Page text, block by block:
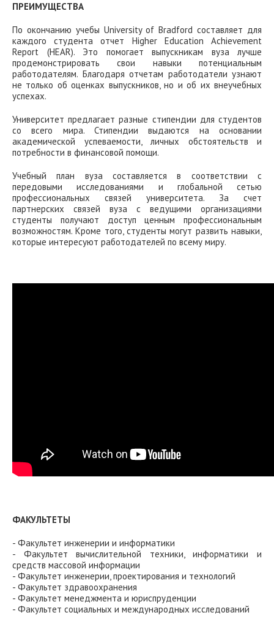
ПРЕИМУЩЕСТВА
По окончанию учебы University of Bradford составляет для
каждого студента отчет Higher Education Achievement
Report (HEAR). Это помогает выпускникам вуза лучше
продемонстрировать свои навыки потенциальным
работодателям. Благодаря отчетам работодатели узнают
не только об оценках выпускников, но и об их внеучебных
успехах.
Университет предлагает разные стипендии для студентов
со всего мира. Стипендии выдаются на основании
академической успеваемости, личных обстоятельств и
потребности в финансовой помощи.
Учебный план вуза составляется в соответствии с
передовыми исследованиями и глобальной сетью
профессиональных связей университета. За счет
партнерских связей вуза с ведущими организациями
студенты получают доступ ценным профессиональным
возможностям. Кроме того, студенты могут развить навыки,
которые интересуют работодателей по всему миру.
ФАКУЛЬТЕТЫ
- Факультет инженерии и информатики
- Факультет вычислительной техники, информатики и
средств массовой информации
- Факультет инженерии, проектирования и технологий
- Факультет здравоохранения
- Факультет менеджмента и юриспруденции
- Факультет социальных и международных исследований